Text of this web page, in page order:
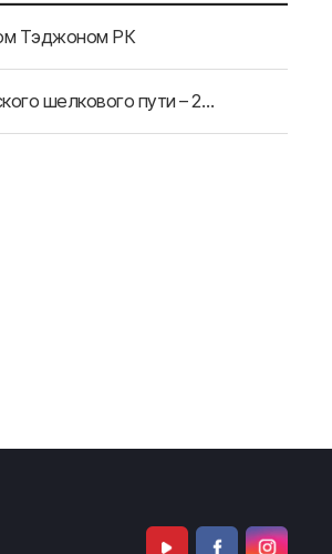
Тэджоном РК
Сотрудники Секретариата АРАССВА приняли участие в «Симпозиуме морского шелкового пути – 2014»